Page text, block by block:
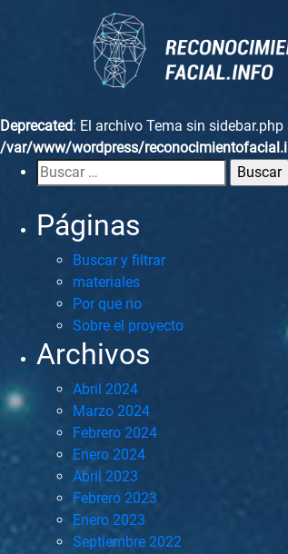
Deprecated: El archivo Tema sin sidebar.php
/var/www/wordpress/
Buscar
por:
Páginas
Buscar y filtrar
materiales
Por que no
Sobre el proyecto
Archivos
Abril 2024
Marzo 2024
Febrero 2024
Enero 2024
Abril 2023
Febrero 2023
Enero 2023
Septiembre 2022